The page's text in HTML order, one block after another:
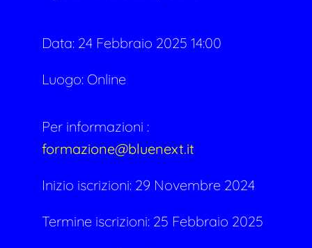
Data: 24 Febbraio 2025 14:00
Luogo: Online
Per informazioni :
formazione@bluenext.it
Inizio iscrizioni: 29 Novembre 2024
Termine iscrizioni: 25 Febbraio 2025